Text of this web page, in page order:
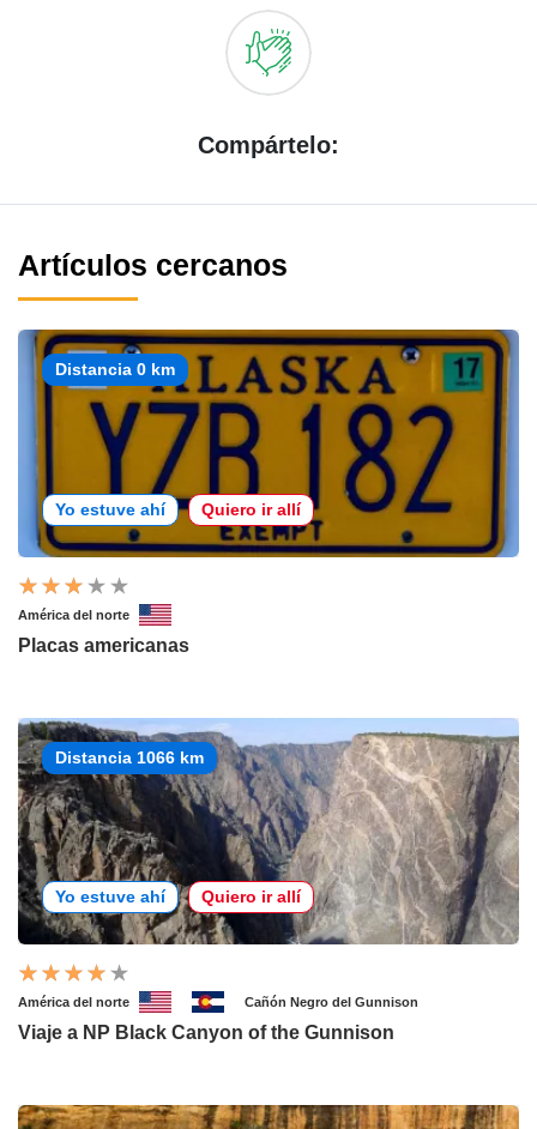
Compártelo:
Artículos cercanos
Distancia 0 km
Yo estuve ahí Quiero ir allí
América del norte
Placas americanas
Distancia 1066 km
Yo estuve ahí Quiero ir allí
América del norte Cañón Negro del Gunnison
Viaje a NP Black Canyon of the Gunnison